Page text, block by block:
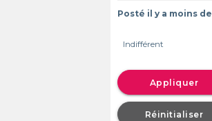
Posté il y a moins de
Appliquer
Réinitialiser